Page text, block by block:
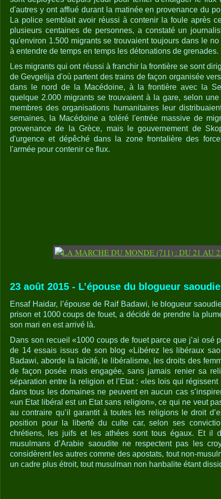
d'autres y ont afflué durant la matinée en provenance du
La police semblait avoir réussi à contenir la foule après
plusieurs centaines de personnes, a constaté un
qu'environ 1.500 migrants se trouvaient toujours dans le
à entendre de temps en temps les détonations de grenades.
Les migrants qui ont réussi à franchir la frontière se sont
de Gevgelija d'où partent des trains de façon organisée
dans le nord de la Macédoine, à la frontière avec la
quelque 2.000 migrants se trouvaient à la gare, selon
membres des organisations humanitaires leur
semaines, la Macédoine a toléré l'entrée massive de
provenance de la Grèce, mais le gouvernement de
d'urgence et dépêché dans la zone frontalière des
l'armée pour contenir ce flux.
23 août 2015 - L’épouse du blogueur
Ensaf Haidar, l’épouse de Raif Badawi, le blogueur
prison et 1000 coups de fouet, a décidé de prendre la
son mari en est arrivé là.
Dans son recueil «1000 coups de fouet parce que j’ai osé
de 14 essais issus de son blog «Libérez les libéraux
Badawi, aborde la laïcité, le libéralisme, les droits des
de façon posée mais engagée, sans jamais renier sa
séparation entre la religion et l’Etat : «les lois qui régissent
dans tous les domaines ne peuvent en aucun cas
«un Etat libéral est un Etat sans religion», ce qui ne veut
au contraire qu’il garantit à toutes les religions le droit
position pour la liberté du culte car, selon ses
chrétiens, les juifs et les athées sont tous égaux. Et il
musulmans d’Arabie saoudite ne respectent pas les
considèrent les autres comme des apostats, tout non-
un cadre plus étroit, tout musulman non hanbalite étant